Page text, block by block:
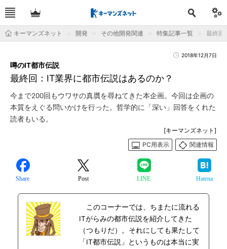
キーマンズネット 開発 その他開発関連 特集記事一覧 最終回
2018年12月7日
最終回：IT業界に都市伝説はあるのか？
噂のIT都市伝説
今まで200回もウワサの真贋を尋ねてきた本企画。今回は企画の
本質をえぐる問いかけを行った。哲学的に「深い」回答をくれた
読者もいる。
[キーマンズネット]
PC用表示
関連情報
Share Post LINE Hatena
このコーナーでは、ちまたに流れる
ITがらみの都市伝説を紹介してきた
（つもりだ）。それにしても果たして
「IT都市伝説」というものは本当に実